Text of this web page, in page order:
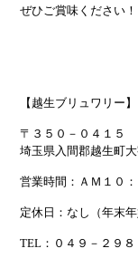
ぜひご賞味ください！
【越生ブリュワリー】
〒３５０－０４１５
埼玉県入間郡越生町
営業時間：ＡＭ１０
定休日：なし（年末年
TEL：０４９－２９８